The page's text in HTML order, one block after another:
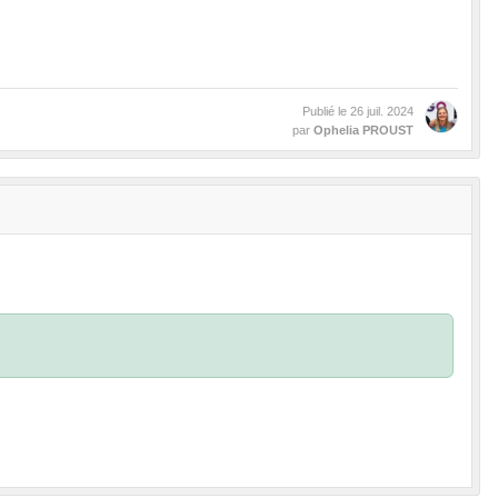
Publié le 26 juil. 2024
par Ophelia PROUST